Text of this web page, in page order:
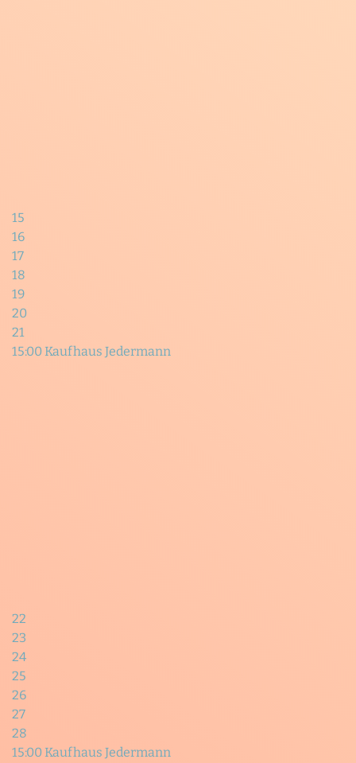
15
16
17
18
19
20
21
15:00 Kaufhaus Jedermann
22
23
24
25
26
27
28
15:00 Kaufhaus Jedermann